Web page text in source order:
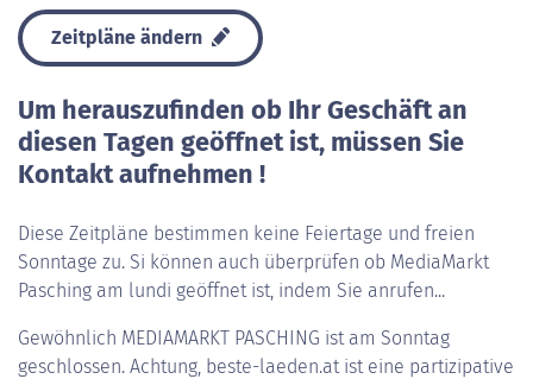
Zeitpläne ändern
Um herauszufinden ob Ihr Geschäft an
diesen Tagen geöffnet ist, müssen Sie
Kontakt aufnehmen !
Diese Zeitpläne bestimmen keine Feiertage und freien
Sonntage zu. Si können auch überprüfen ob MediaMarkt
Pasching am lundi geöffnet ist, indem Sie anrufen...
Gewöhnlich MEDIAMARKT PASCHING ist am Sonntag
geschlossen. Achtung, beste-laeden.at ist eine partizipative